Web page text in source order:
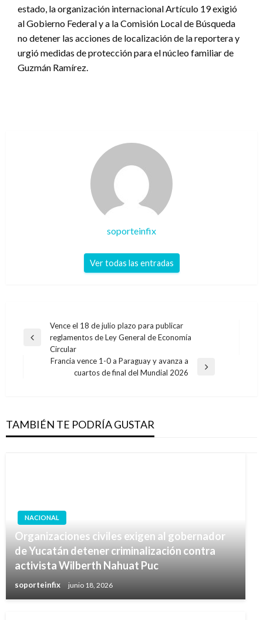
estado, la organización internacional Artículo 19 exigió
al Gobierno Federal y a la Comisión Local de Búsqueda
no detener las acciones de localización de la reportera y
urgió medidas de protección para el núcleo familiar de
Guzmán Ramírez.
soporteinfix
Ver todas las entradas
Navegación
de
entradas
Entrada
Vence el 18 de julio plazo para publicar
reglamentos de Ley General de Economía
Circular
Francia vence 1-0 a Paraguay y avanza a
cuartos de final del Mundial 2026
TAMBIÉN TE PODRÍA GUSTAR
NACIONAL
Organizaciones civiles exigen al gobernador
de Yucatán detener criminalización contra
activista Wilberth Nahuat Puc
soporteinfix junio 18, 2026